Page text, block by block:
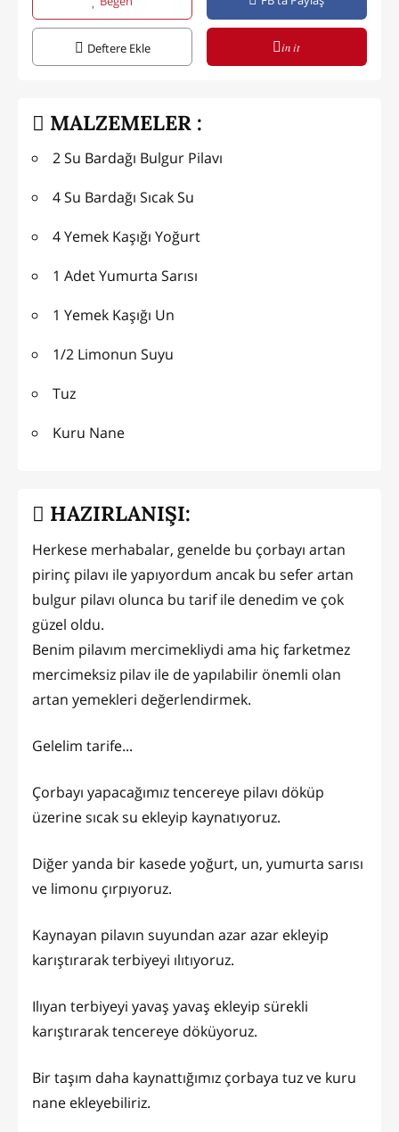
Deftere Ekle in it
MALZEMELER :
2 Su Bardağı Bulgur Pilavı
4 Su Bardağı Sıcak Su
4 Yemek Kaşığı Yoğurt
1 Adet Yumurta Sarısı
1 Yemek Kaşığı Un
1/2 Limonun Suyu
Tuz
Kuru Nane
HAZIRLANIŞI:
Herkese merhabalar, genelde bu çorbayı artan
pirinç pilavı ile yapıyordum ancak bu sefer artan
bulgur pilavı olunca bu tarif ile denedim ve çok
güzel oldu.
Benim pilavım mercimekliydi ama hiç farketmez
mercimeksiz pilav ile de yapılabilir önemli olan
artan yemekleri değerlendirmek.
Gelelim tarife...
Çorbayı yapacağımız tencereye pilavı döküp
üzerine sıcak su ekleyip kaynatıyoruz.
Diğer yanda bir kasede yoğurt, un, yumurta sarısı
ve limonu çırpıyoruz.
Kaynayan pilavın suyundan azar azar ekleyip
karıştırarak terbiyeyi ılıtıyoruz.
Ilıyan terbiyeyi yavaş yavaş ekleyip sürekli
karıştırarak tencereye döküyoruz.
Bir taşım daha kaynattığımız çorbaya tuz ve kuru
nane ekleyebiliriz.